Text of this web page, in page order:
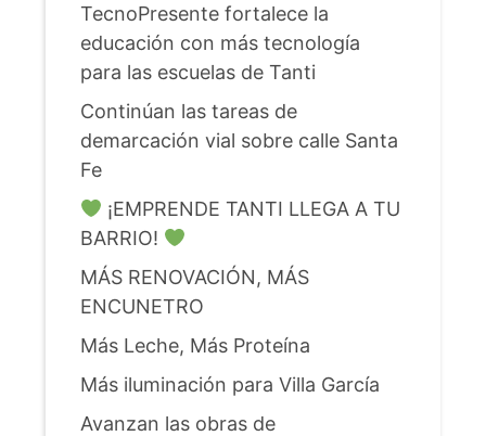
TecnoPresente fortalece la
educación con más tecnología
para las escuelas de Tanti
Continúan las tareas de
demarcación vial sobre calle Santa
Fe
¡EMPRENDE TANTI LLEGA A TU
BARRIO!
MÁS RENOVACIÓN, MÁS
ENCUNETRO
Más Leche, Más Proteína
Más iluminación para Villa García
Avanzan las obras de